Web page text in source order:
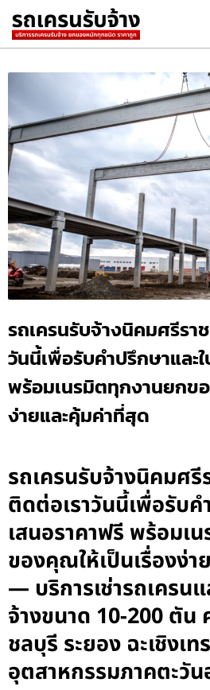
รถเครนรับจ้างนิคมศรีรา
วันนี้เพื่อรับคำปรึกษาและ
พร้อมเนรมิตทุกงานยกข
ง่ายและคุ้มค่าที่สุด
รถเครนรับจ้างนิคมศรี
ติดต่อเราวันนี้เพื่อรับค
เสนอราคาฟรี พร้อมเ
ของคุณให้เป็นเรื่องง่
— บริการเช่ารถเครน
จ้างขนาด 10-200 ตั
ชลบุรี ระยอง ฉะเชิงเ
อุตสาหกรรมภาคตะวั